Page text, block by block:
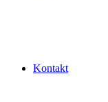
Kontakt